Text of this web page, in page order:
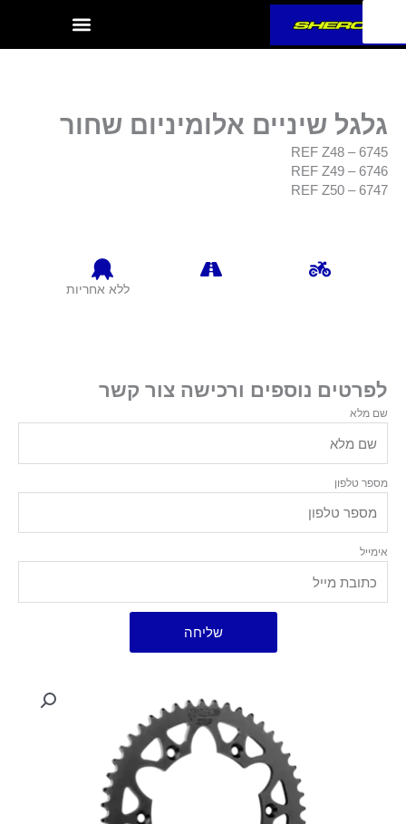
גלגל שיניים אלומיניום שחור
REF Z48 – 6745
REF Z49 – 6746
REF Z50 – 6747
ללא אחריות
לפרטים נוספים ורכישה צור קשר
שם מלא
מספר טלפון
אימייל
שליחה